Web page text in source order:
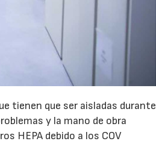
tienen que ser aisladas durante
y la mano de obra
HEPA debido a los COV